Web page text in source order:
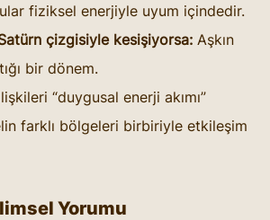
fiziksel enerjiyle uyum içindedir.
çizgisiyle kesişiyorsa: Aşkın
bir dönem.
“duygusal enerji akımı”
farklı bölgeleri birbiriyle etkileşim
Yorumu